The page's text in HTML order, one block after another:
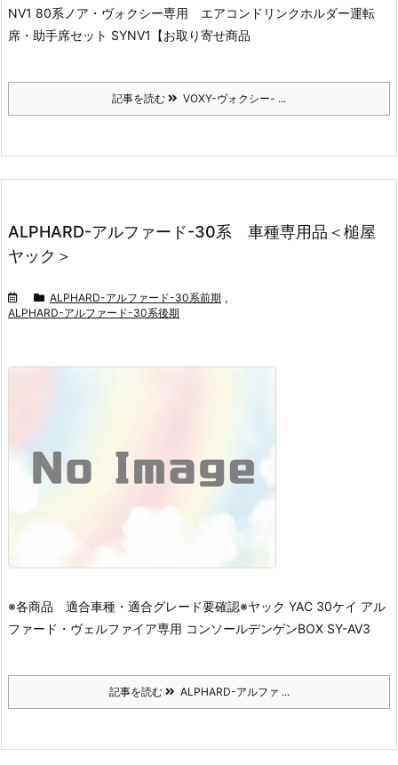
NV1 80系ノア・ヴォクシー専用 エアコンドリンクホルダー運転
席・助手席セット SYNV1【お取り寄せ商品
記事を読む VOXY-ヴォクシー- ...
ALPHARD-アルファード-30系 車種専用品＜槌屋
ヤック＞
ALPHARD-アルファード-30系前期 ,
ALPHARD-アルファード-30系後期
※各商品 適合車種・適合グレード要確認※ヤック YAC 30ケイ アル
ファード・ヴェルファイア専用 コンソールデンゲンBOX SY-AV3
記事を読む ALPHARD-アルファ ...